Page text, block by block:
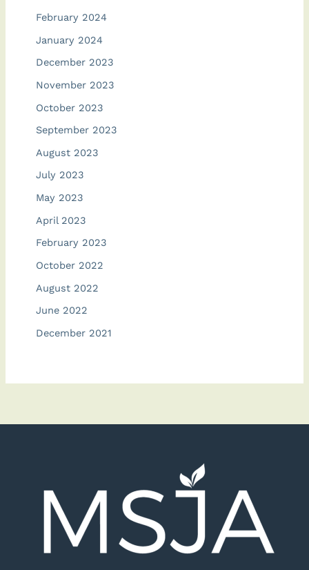
February 2024
January 2024
December 2023
November 2023
October 2023
September 2023
August 2023
July 2023
May 2023
April 2023
February 2023
October 2022
August 2022
June 2022
December 2021